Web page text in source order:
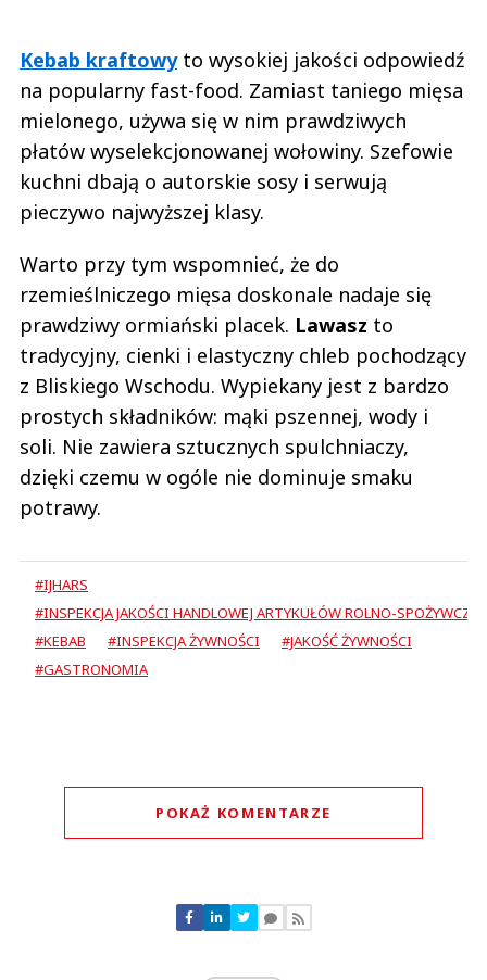
Kebab kraftowyto wysokiej jakości odpowiedź
na popularny fast-food. Zamiast taniego mięsa
mielonego, używa się w nim prawdziwych
płatów wyselekcjonowanej wołowiny. Szefowie
kuchni dbają o autorskie sosy i serwują
pieczywo najwyższej klasy.
Warto przy tym wspomnieć, że do
rzemieślniczego mięsa doskonale nadaje się
prawdziwy ormiański placek. Lawasz to
tradycyjny, cienki i elastyczny chleb pochodzący
z Bliskiego Wschodu. Wypiekany jest z bardzo
prostych składników: mąki pszennej, wody i
soli. Nie zawiera sztucznych spulchniaczy,
dzięki czemu w ogóle nie dominuje smaku
potrawy.
#IJHARS
#INSPEKCJA JAKOŚCI HANDLOWEJ ARTYKUŁÓW ROLNO-
#KEBAB
#INSPEKCJA ŻYWNOŚCI
#JAKOŚĆ ŻYWNOŚCI
#GASTRONOMIA
POKAŻ KOMENTARZE
Nie znaleziono komentarzy
Zostaw swoje komentarze